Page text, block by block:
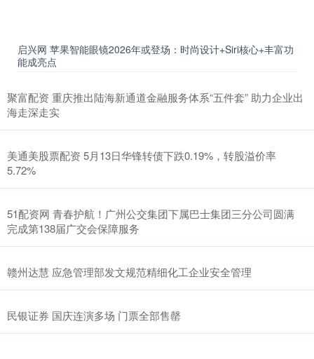
启兴网 苹果智能眼镜2026年或登场：时尚设计+Siri核心+丰富功
能成亮点
聚富配资 重庆推出陆海新通道金融服务体系“五件套” 助力企业出
海走深走实
美通美股票配资 5月13日华锋转债下跌0.19%，转股溢价率
5.72%
51配资网 青春护航！广州公交集团下属巴士集团三分公司圆满
完成第138届广交会保障服务
赣州达慧 应急管理部发文规范精细化工企业安全管理
民银证券 国庆连演多场 门票全部售罄